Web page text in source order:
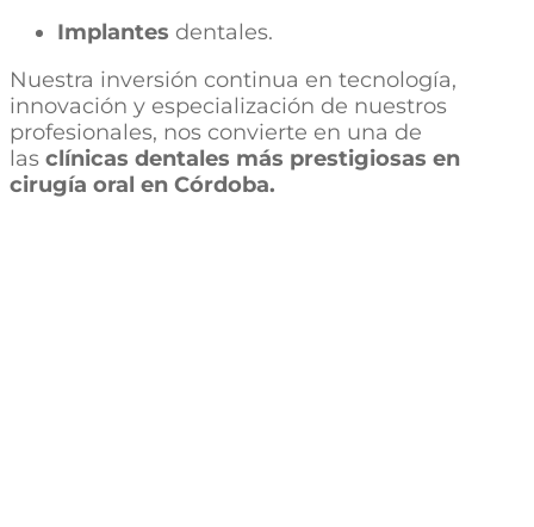
Implantes dentales.
Nuestra inversión continua en tecnología,
innovación y especialización de nuestros
profesionales, nos convierte en una de
las clínicas dentales más prestigiosas en
cirugía oral en Córdoba.